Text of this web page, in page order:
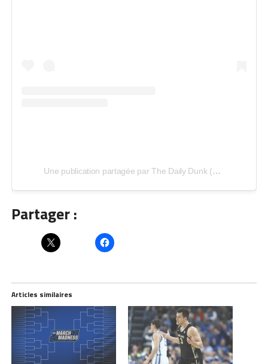
Une publication partagée par The Daily Dunk (@thedailydunk)
Partager :
Articles similaires